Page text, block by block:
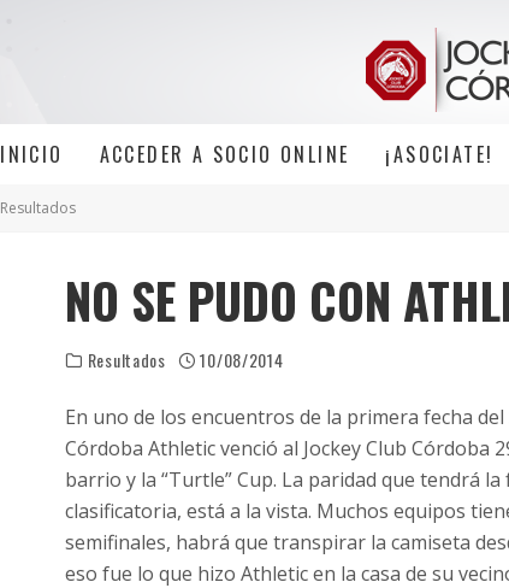
INICIO ACCEDER A SOCIO ONLINE ¡ASOCIATE!
Resultados
NO SE PUDO CON
Resultados 10/08/2014
En uno de los encuentros de la primera fecha
Córdoba Athletic venció al Jockey Club Córdoba
barrio y la “Turtle” Cup. La paridad que tendrá
clasificatoria, está a la vista. Muchos equipos
semifinales, habrá que transpirar la camiseta
eso fue lo que hizo Athletic en la casa de su